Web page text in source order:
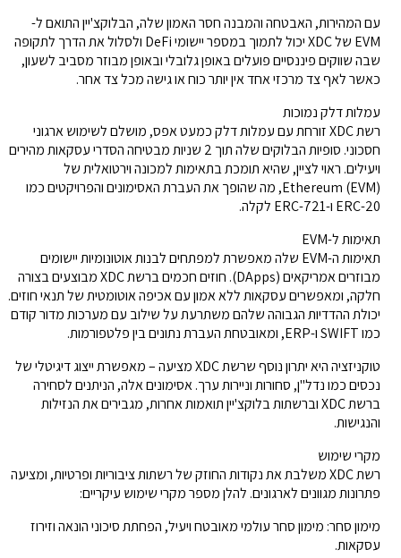
עם המהירות, האבטחה והמבנה חסר האמון שלה, הבלוקצ'יין התואם ל-
EVM של XDC יכול לתמוך במספר יישומי DeFi ולסלול את הדרך לתקופה
שבה שווקים פיננסיים פועלים באופן גלובלי ובאופן מבוזר מסביב לשעון,
כאשר לאף צד מרכזי אחד אין יותר כוח או גישה מכל צד אחר.
עמלות דלק נמוכות
רשת XDC זורחת עם עמלות דלק כמעט אפס, מושלם לשימוש ארגוני
חסכוני. סופיות הבלוקים שלה תוך 2 שניות מבטיחה הסדרי עסקאות מהירים
ויעילים. ראוי לציין, שהיא תומכת בתאימות למכונה וירטואלית של
Ethereum (EVM), מה שהופך את העברת האסימונים והפרויקטים כמו
ERC-20 ו-ERC-721 לקלה.
תאימות ל-EVM
תאימות ה-EVM שלה מאפשרת למפתחים לבנות אוטונומיות יישומים
מבוזרים אמריקאים (DApps). חוזים חכמים ברשת XDC מבוצעים בצורה
חלקה, ומאפשרים עסקאות ללא אמון עם אכיפה אוטומטית של תנאי חוזים.
יכולת ההדדיות הגבוהה שלהם משתרעת על שילוב עם מערכות מדור קודם
כמו SWIFT ו-ERP, ומאובטחת העברת נתונים בין פלטפורמות.
טוקניזציה היא יתרון נוסף שרשת XDC מציעה – מאפשרת ייצוג דיגיטלי של
נכסים כמו נדל"ן, סחורות וניירות ערך. אסימונים אלה, הניתנים לסחירה
ברשת XDC וברשתות בלוקצ'יין תואמות אחרות, מגבירים את הנזילות
והנגישות.
מקרי שימוש
רשת XDC משלבת את נקודות החוזק של רשתות ציבוריות ופרטיות, ומציעה
פתרונות מגוונים לארגונים. להלן מספר מקרי שימוש עיקריים:
מימון סחר: מימון סחר עולמי מאובטח ויעיל, הפחתת סיכוני הונאה וזירוז
עסקאות.